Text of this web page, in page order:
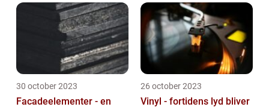
30 october 2023
Facadeelementer - en
26 october 2023
Vinyl - fortidens lyd bliver